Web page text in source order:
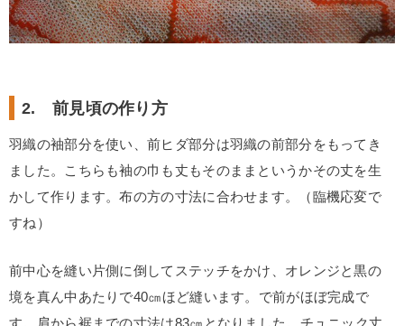
2. 前見頃の作り方
羽織の袖部分を使い、前ヒダ部分は羽織の前部分をもってき
ました。こちらも袖の巾も丈もそのままというかその丈を生
かして作ります。布の方の寸法に合わせます。（臨機応変で
すね）
前中心を縫い片側に倒してステッチをかけ、オレンジと黒の
境を真ん中あたりで40㎝ほど縫います。で前がほぼ完成で
す。肩から裾までの寸法は83㎝となりました。チュニック丈